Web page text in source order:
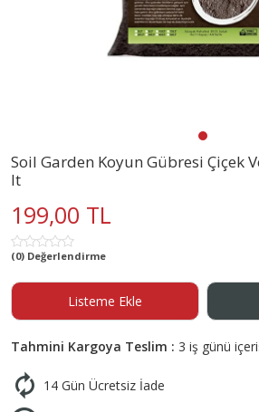
Soil Garden Koyun Gübresi Çiçek
lt
199,00 TL
(0) Değerlendirme
Listeme Ekle
Tahmini Kargoya Teslim : 3 iş günü
14 Gün Ücretsiz İade